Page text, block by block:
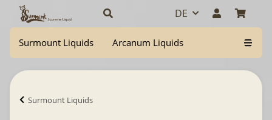
DE
Surmount Liquids Arcanum Liquids
Surmount Liquids